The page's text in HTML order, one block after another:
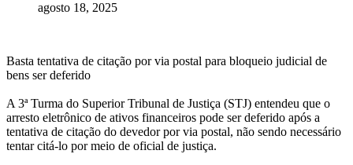
agosto 18, 2025
Basta tentativa de citação por via postal para bloqueio judicial de
bens ser deferido
A 3ª Turma do Superior Tribunal de Justiça (STJ) entendeu que o
arresto eletrônico de ativos financeiros pode ser deferido após a
tentativa de citação do devedor por via postal, não sendo necessário
tentar citá-lo por meio de oficial de justiça.